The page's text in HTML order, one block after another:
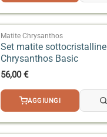
Matite Chrysanthos
Set matite sottocristalline
Chrysanthos Basic
56,00€
AGGIUNGI